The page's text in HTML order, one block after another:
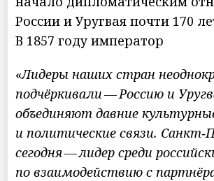
России и Уругвая почти 170
В 1857 году император
«Лидеры наших стран
подчёркивали — Россию и
объединяют давние
и политические связи.
сегодня — лидер среди
по взаимодействию с